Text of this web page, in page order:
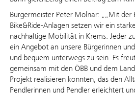
Bürgermeister Peter Molnar: „„Mit der
Bike&Ride-Anlagen setzen wir ein
nachhaltige Mobilität in Krems. Jeder
ein Angebot an unsere Bürgerinnen
und bequem unterwegs zu sein. Es
gemeinsam mit den ÖBB und dem
Projekt realisieren konnten, das den
Pendlerinnen und Pendler erleichtert